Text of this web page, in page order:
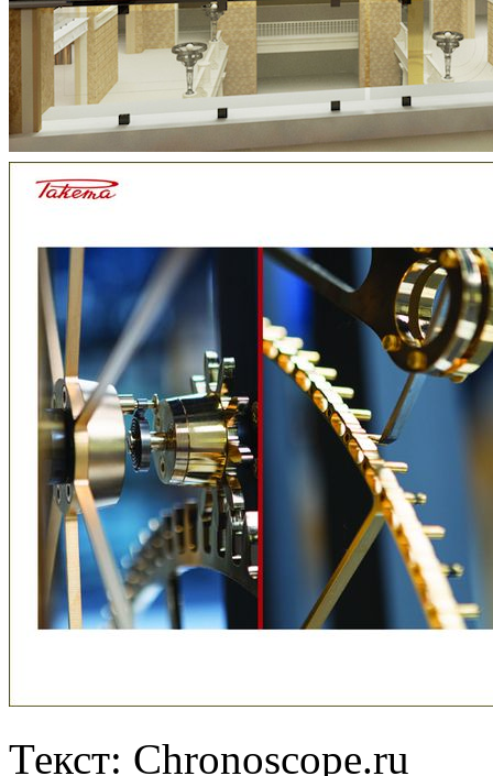
Текст: Chronoscope.ru